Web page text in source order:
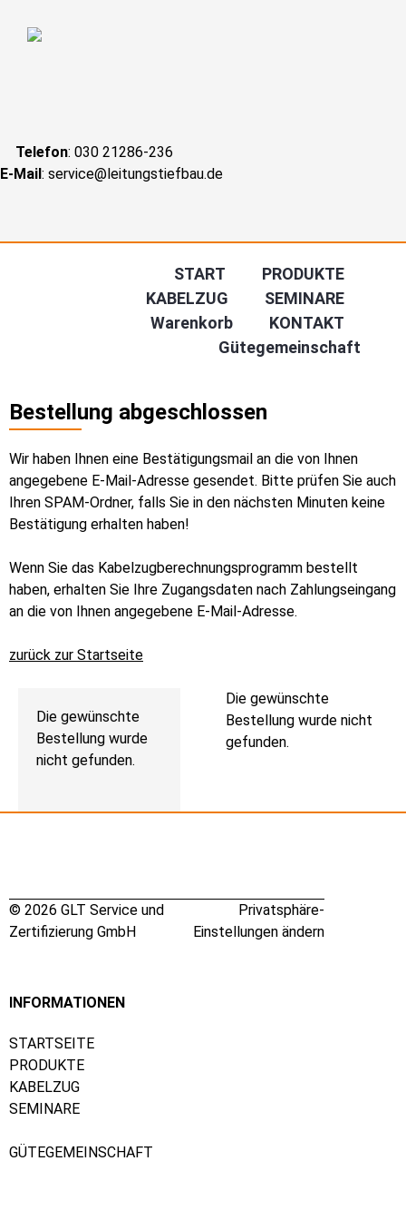
Telefon: 030 21286-236
E-Mail: service@leitungstiefbau.de
überspringen
START
PRODUKTE
KABELZUG
SEMINARE
Warenkorb
KONTAKT
Gütegemeinschaft
Bestellung abgeschlossen
Wir haben Ihnen eine Bestätigungsmail an die von Ihnen
angegebene E-Mail-Adresse gesendet. Bitte prüfen Sie auch
Ihren SPAM-Ordner, falls Sie in den nächsten Minuten keine
Bestätigung erhalten haben!
Wenn Sie das Kabelzugberechnungsprogramm bestellt
haben, erhalten Sie Ihre Zugangsdaten nach Zahlungseingang
an die von Ihnen angegebene E-Mail-Adresse.
zurück zur Startseite
Die gewünschte
Bestellung wurde
nicht gefunden.
Die gewünschte
Bestellung wurde nicht
gefunden.
© 2026 GLT Service und
Zertifizierung GmbH
Privatsphäre-
Einstellungen ändern
INFORMATIONEN
STARTSEITE
PRODUKTE
KABELZUG
SEMINARE
GÜTEGEMEINSCHAFT